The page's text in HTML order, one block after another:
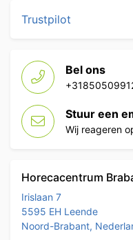
Trustpilot
Bel ons
Stuur een
Wij reageren
Horecacentrum
Irislaan 7
5595 EH Leende
Noord-Brabant,